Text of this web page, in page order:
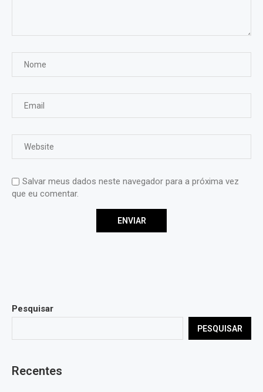
Salvar meus dados neste navegador para a próxima vez
que eu comentar.
Pesquisar
PESQUISAR
Recentes